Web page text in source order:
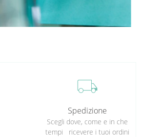
local_shipping
Spedizione
Scegli dove, come e in che
tempi ricevere i tuoi ordini